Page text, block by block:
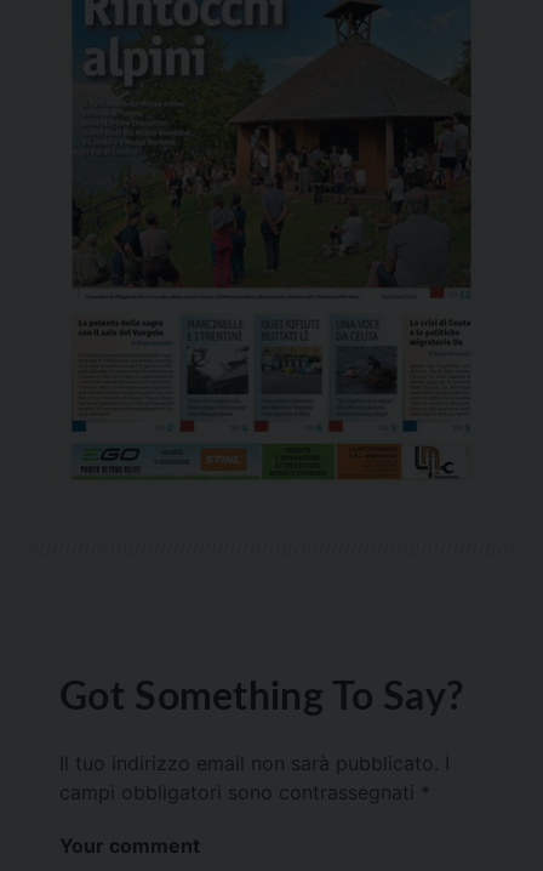
Got Something To Say?
Il tuo indirizzo email non sarà pubblicato.
campi obbligatori sono contrassegnati *
Your comment